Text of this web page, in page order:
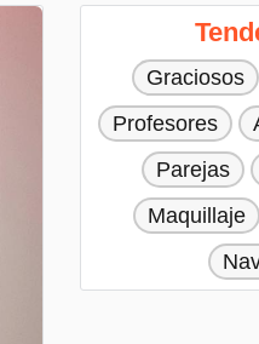
Graciosos
Profesores
Parejas
Maquillaje